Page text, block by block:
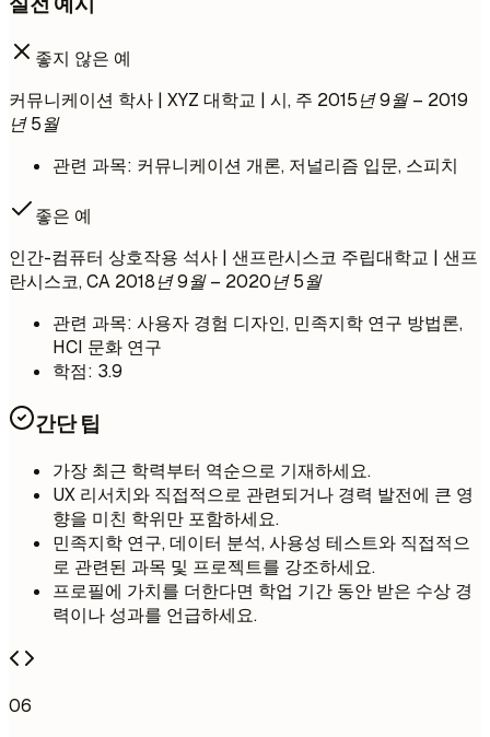
좋지 않은 예
커뮤니케이션 학사 | XYZ 대학교 | 시, 주 2015년 9월 – 2019
년 5월
관련 과목: 커뮤니케이션 개론, 저널리즘 입문, 스피치
좋은 예
인간-컴퓨터 상호작용 석사 | 샌프란시스코 주립대학교 | 샌프
란시스코, CA 2018년 9월 – 2020년 5월
관련 과목: 사용자 경험 디자인, 민족지학 연구 방법론,
HCI 문화 연구
학점: 3.9
간단 팁
가장 최근 학력부터 역순으로 기재하세요.
UX 리서치와 직접적으로 관련되거나 경력 발전에 큰 영
향을 미친 학위만 포함하세요.
민족지학 연구, 데이터 분석, 사용성 테스트와 직접적으
로 관련된 과목 및 프로젝트를 강조하세요.
프로필에 가치를 더한다면 학업 기간 동안 받은 수상 경
력이나 성과를 언급하세요.
06